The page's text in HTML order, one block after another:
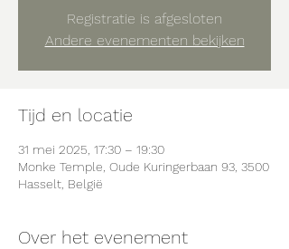
Registratie is afgesloten
Andere evenementen bekijken
Tijd en locatie
31 mei 2025, 17:30 – 19:30
Monke Temple, Oude Kuringerbaan 93, 3500
Hasselt, België
Over het evenement